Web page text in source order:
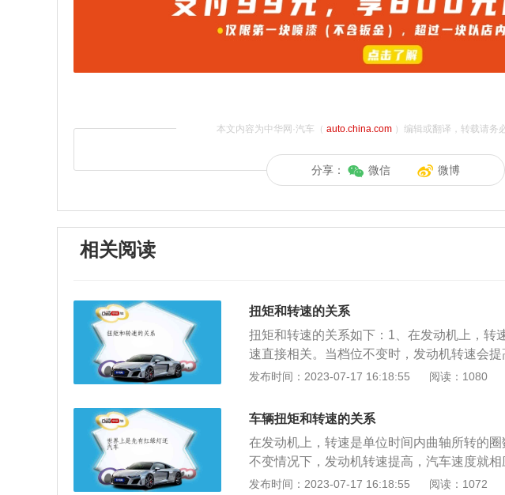
本文内容为中华网·汽车（ auto.china.com）编辑或翻译，转载请务
分享： 微信 微博
相关阅读
扭矩和转速的关系
扭矩和转速的关系如下：1、在发动机上，转
速直接相关。当档位不变时，发动机转速会
系统，如变速器和主减速器的速度降低和扭曲
印象中最抽象的参数，用来描述发动机曲轴转
螺丝一样。如果你对扳手施加更大的力，螺
小；这意味着扭矩越大，提供给汽车的牵引
速越快，牵引能力越强，所以用扭矩来描述
它的意义，确定扭矩加速度，扭矩越大，力越
发布时间：2023-07-17 16:18:55 阅读：1080
车辆扭矩和转速的关系
在发动机上，转速是单位时间内曲轴所转的
不变情况下，发动机转速提高，汽车速度就
等整个传动系统的减速增扭之后，最终体现在
发布时间：2023-07-17 16:18:55 阅读：1072